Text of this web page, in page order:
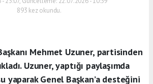
893 kez okundu.
Mehmet Uzuner, partisinden
Uzuner, yaptığı paylaşımda
yaparak Genel Başkan’a desteğini